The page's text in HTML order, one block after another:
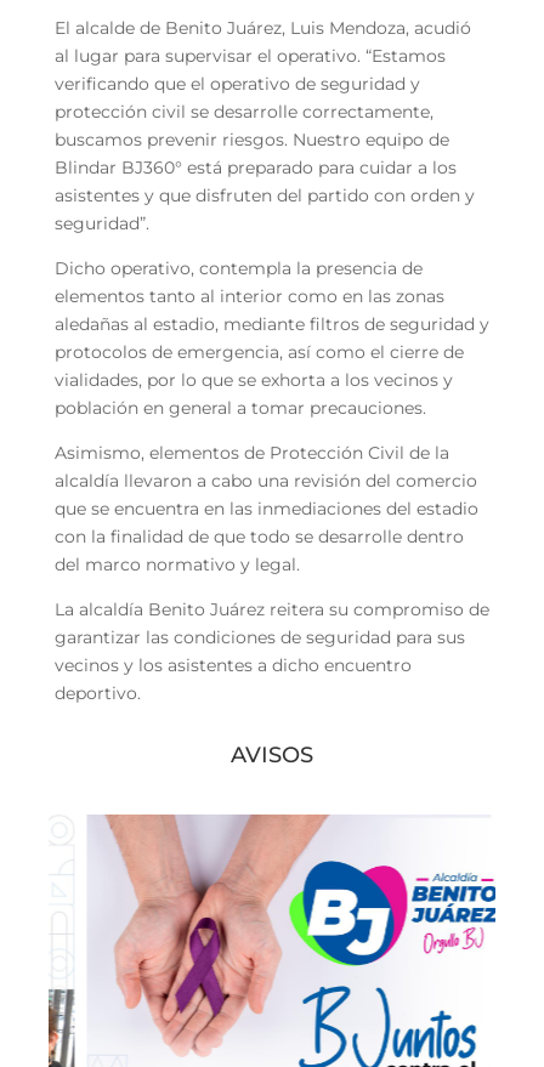
El alcalde de Benito Juárez, Luis Mendoza, acudió
al lugar para supervisar el operativo. “Estamos
verificando que el operativo de seguridad y
protección civil se desarrolle correctamente,
buscamos prevenir riesgos. Nuestro equipo de
Blindar BJ360° está preparado para cuidar a los
asistentes y que disfruten del partido con orden y
seguridad”.
Dicho operativo, contempla la presencia de
elementos tanto al interior como en las zonas
aledañas al estadio, mediante filtros de seguridad y
protocolos de emergencia, así como el cierre de
vialidades, por lo que se exhorta a los vecinos y
población en general a tomar precauciones.
Asimismo, elementos de Protección Civil de la
alcaldía llevaron a cabo una revisión del comercio
que se encuentra en las inmediaciones del estadio
con la finalidad de que todo se desarrolle dentro
del marco normativo y legal.
La alcaldía Benito Juárez reitera su compromiso de
garantizar las condiciones de seguridad para sus
vecinos y los asistentes a dicho encuentro
deportivo.
AVISOS